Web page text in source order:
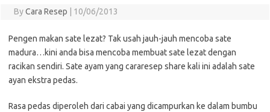
ByCara Resep 10/06/2013
Pengen makan sate lezat? Tak usah jauh-jauh mencoba sate
madura…kini anda bisa mencoba membuat sate lezat dengan
racikan sendiri. Sate ayam yang cararesep share kali ini adalah sate
ayan ekstra pedas.
Rasa pedas diperoleh dari cabai yang dicampurkan ke dalam bumbu